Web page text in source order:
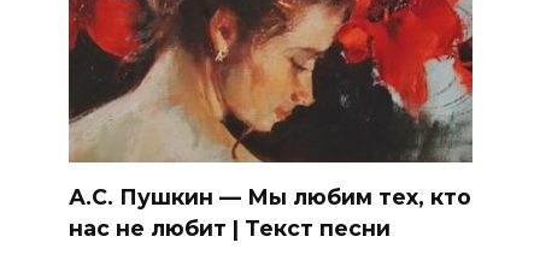
А.С. Пушкин — Мы любим тех, кто
нас не любит | Текст песни